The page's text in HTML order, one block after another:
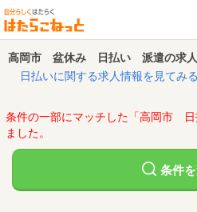
高岡市 盆休み 日払い 派遣の求
日払いに関する求人情報を見てみる
条件の一部にマッチした「高岡市 日
ました。
条件を